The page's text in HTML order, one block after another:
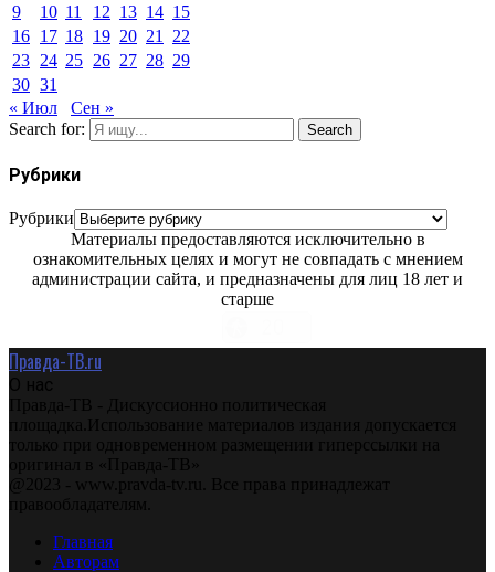
9
10 11 12 13 14 15
16 17 18 19 20 21
22
23 24 25 26 27 28 29
30 31
« Июл
Сен »
Search for:
Search
Рубрики
Рубрики
Материалы предоставляются исключительно в
ознакомительных целях и могут не совпадать с мнением
администрации сайта, и предназначены для лиц 18 лет и
старше
Правда-ТВ.ru
О нас
Правда-ТВ - Дискуссионно политическая
площадка.Использование материалов издания допускается
только при одновременном размещении гиперссылки на
оригинал в «Правда-ТВ»
@2023 - www.pravda-tv.ru. Все права принадлежат
правообладателям.
Главная
Авторам